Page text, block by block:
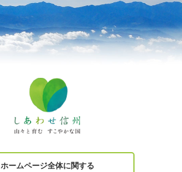
ホームページ全体に関する